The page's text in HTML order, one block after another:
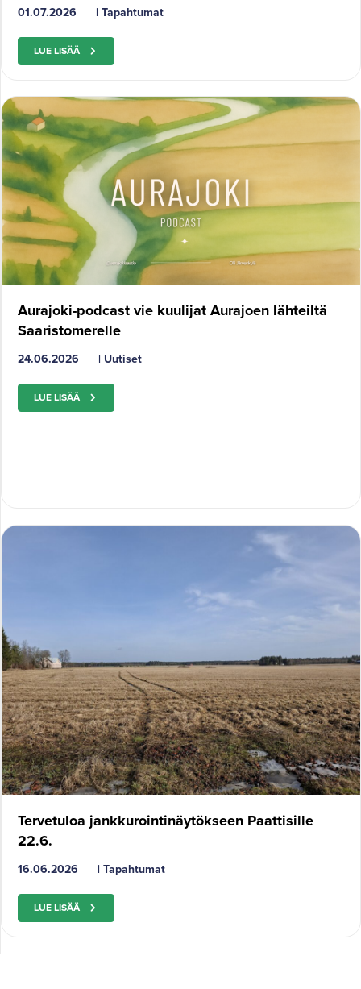
01.07.2026 | Tapahtumat
LUE LISÄÄ
Aurajoki-podcast vie kuulijat Aurajoen lähteiltä
Saaristomerelle
24.06.2026 | Uutiset
LUE LISÄÄ
Tervetuloa jankkurointinäytökseen Paattisille
22.6.
16.06.2026 | Tapahtumat
LUE LISÄÄ